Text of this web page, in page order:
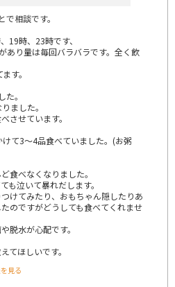
相談です。
19時、23時です、
あり量は毎回バラバラです。全く飲
す。
。
ました。
させています。
て3～4品食べていました。(お粥
食べなくなりました。
も泣いて暴れだします。
けてみたり、おもちゃん隠したりあ
のですがどうしても食べてくれませ
脱水が心配です。
てほしいです。
見る